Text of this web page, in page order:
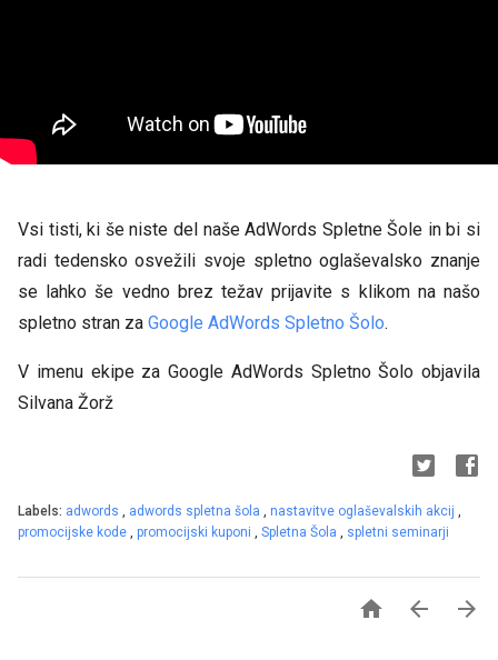
Vsi tisti, ki še niste del naše AdWords Spletne Šole in bi si
radi tedensko osvežili svoje spletno oglaševalsko znanje
se lahko še vedno brez težav prijavite s klikom na našo
spletno stran za Google AdWords Spletno Šolo.
V imenu ekipe za Google AdWords Spletno Šolo objavila
Silvana Žorž
Labels: adwords , adwords spletna šola , nastavitve oglaševalskih akcij ,
promocijske kode , promocijski kuponi , Spletna Šola , spletni seminarji
  